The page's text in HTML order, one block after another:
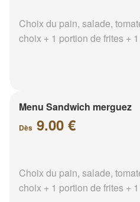
Choix du pain, salade,
choix + 1 portion de frites +
Menu Sandwich merguez
Dès 9.00 €
Choix du pain, salade,
choix + 1 portion de frites +